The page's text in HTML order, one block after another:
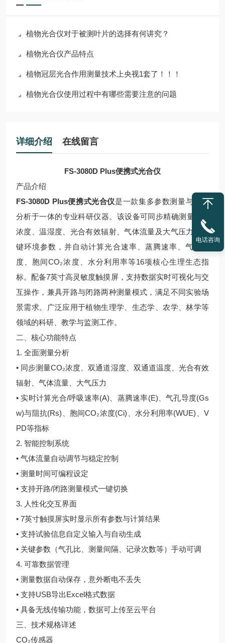
植物光合仪对于被测叶片的选择有何讲究？
植物光合仪产品特点
植物冠层光合作用测量技术上央视1套了！！！
植物光合仪使用过程中有哪些需要注意的问题
详细介绍 在线留言
FS-3080D Plus便携式光合仪
产品介绍
FS-3080D Plus便携式光合仪是一款集多参数测量与智能
分析于一体的专业科研仪器。该设备可同步精确测量CO₂
浓度、温湿度、光合有效辐射、气体流量及大气压力等关
键环境参数，并自动计算光合速率、蒸腾速率、气孔导
度、胞间CO₂浓度、水分利用率等16项核心生理生态指
标。配备7英寸高灵敏度触摸屏，支持数据实时可视化与交
互操作，兼具开路与闭路两种测量模式，满足不同实验场
景需求。广泛应用于植物生理学、生态学、农学、林学等
领域的科研、教学与监测工作。
二、核心功能特点
1. 全面测量分析
• 同步测量CO₂浓度、双通道湿度、双通道温度、光合有效
辐射、气体流量、大气压力
• 实时计算光合/呼吸速率(A)、蒸腾速率(E)、气孔导度(Gs
w)与阻抗(Rs)、胞间CO₂浓度(Ci)、水分利用率(WUE)、V
PD等指标
2. 智能控制系统
• 气体流量自动调节与稳定控制
• 测量时间可编程设定
• 支持开路/闭路测量模式一键切换
3. 人性化交互界面
• 7英寸触摸屏实时显示所有参数与计算结果
• 支持试验信息自定义输入与自动生成
• 关键参数（气孔比、测量间隔、记录次数等）手动可调
4. 可靠数据管理
• 测量数据自动保存，意外断电不丢失
• 支持USB导出Excel格式数据
• 具备无线传输功能，数据可上传至云平台
三、技术规格详述
CO₂传感器
电话咨询